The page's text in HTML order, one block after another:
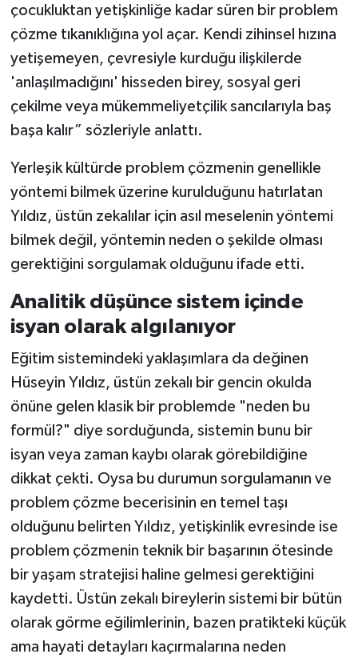
çocukluktan yetişkinliğe kadar süren bir problem
çözme tıkanıklığına yol açar. Kendi zihinsel hızına
yetişemeyen, çevresiyle kurduğu ilişkilerde
'anlaşılmadığını' hisseden birey, sosyal geri
çekilme veya mükemmeliyetçilik sancılarıyla baş
başa kalır” sözleriyle anlattı.
Yerleşik kültürde problem çözmenin genellikle
yöntemi bilmek üzerine kurulduğunu hatırlatan
Yıldız, üstün zekalılar için asıl meselenin yöntemi
bilmek değil, yöntemin neden o şekilde olması
gerektiğini sorgulamak olduğunu ifade etti.
Analitik düşünce sistem içinde
isyan olarak algılanıyor
Eğitim sistemindeki yaklaşımlara da değinen
Hüseyin Yıldız, üstün zekalı bir gencin okulda
önüne gelen klasik bir problemde "neden bu
formül?" diye sorduğunda, sistemin bunu bir
isyan veya zaman kaybı olarak görebildiğine
dikkat çekti. Oysa bu durumun sorgulamanın ve
problem çözme becerisinin en temel taşı
olduğunu belirten Yıldız, yetişkinlik evresinde ise
problem çözmenin teknik bir başarının ötesinde
bir yaşam stratejisi haline gelmesi gerektiğini
kaydetti. Üstün zekalı bireylerin sistemi bir bütün
olarak görme eğilimlerinin, bazen pratikteki küçük
ama hayati detayları kaçırmalarına neden